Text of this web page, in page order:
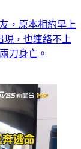
，原本相約早上
現，也連絡不上
刀身亡。